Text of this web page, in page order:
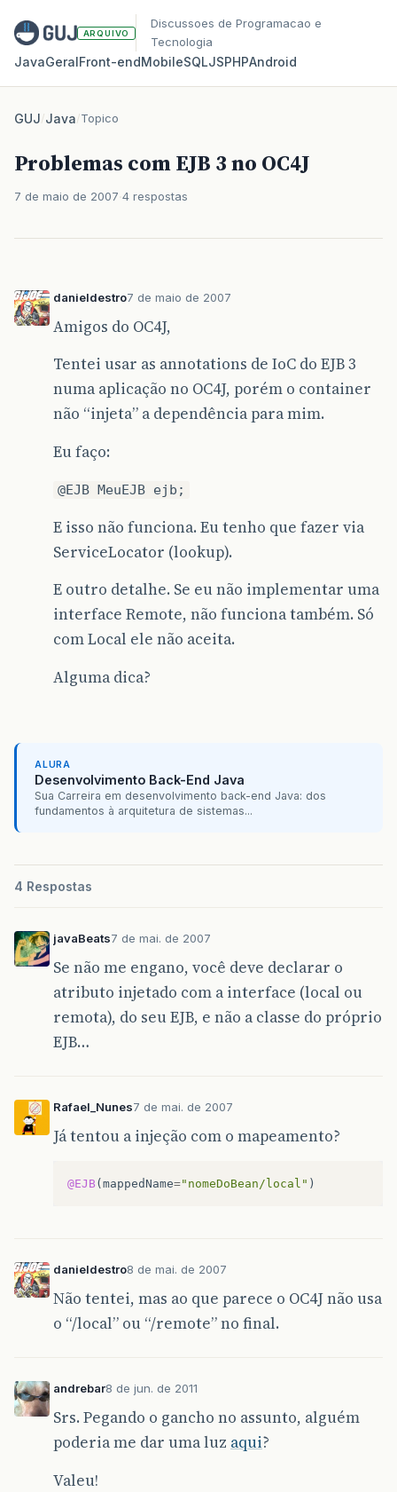
ARQUIVO
Discussoes de Programacao e
Tecnologia
JavaGeralFront‑endMobileSQLJSPHPAndroid
GUJ/Java/Topico
Problemas com EJB 3 no OC4J
7 de maio de 2007 4 respostas
danieldestro7 de maio de 2007
Amigos do OC4J,
Tentei usar as annotations de IoC do EJB 3
numa aplicação no OC4J, porém o container
não “injeta” a dependência para mim.
Eu faço:
@EJB MeuEJB ejb;
E isso não funciona. Eu tenho que fazer via
ServiceLocator (lookup).
E outro detalhe. Se eu não implementar uma
interface Remote, não funciona também. Só
com Local ele não aceita.
Alguma dica?
ALURA
Desenvolvimento Back-End Java
Sua Carreira em desenvolvimento back-end Java: dos
fundamentos à arquitetura de sistemas...
4 Respostas
javaBeats7 de mai. de 2007
Se não me engano, você deve declarar o
atributo injetado com a interface (local ou
remota), do seu EJB, e não a classe do próprio
EJB…
Rafael_Nunes7 de mai. de 2007
Já tentou a injeção com o mapeamento?
@EJB( mappedName="nomeDoBean/local" )
danieldestro8 de mai. de 2007
Não tentei, mas ao que parece o OC4J não usa
o “/local” ou “/remote” no final.
andrebar8 de jun. de 2011
Srs. Pegando o gancho no assunto, alguém
poderia me dar uma luz aqui?
Valeu!